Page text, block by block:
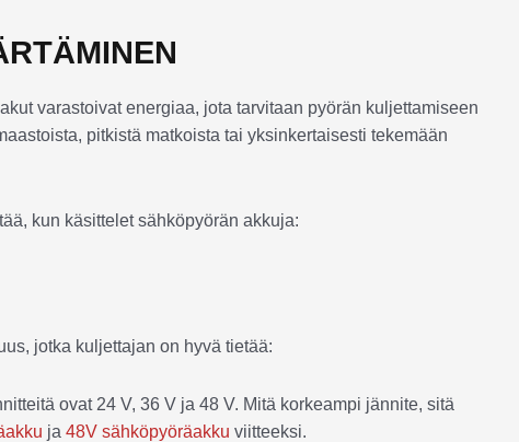
varastoivat energiaa, jota tarvitaan pyörän kuljettamiseen
pitkistä matkoista tai yksinkertaisesti tekemään
kun käsittelet sähköpyörän akkuja:
jotka kuljettajan on hyvä tietää:
ovat 24 V, 36 V ja 48 V. Mitä korkeampi jännite, sitä
ja 48V sähköpyöräakku viitteeksi.